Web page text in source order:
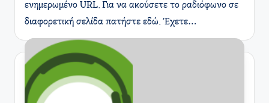
ενημερωμένο URL. Για να ακούσετε το ραδιόφωνο σε
διαφορετική σελίδα πατήστε εδώ. Έχετε…